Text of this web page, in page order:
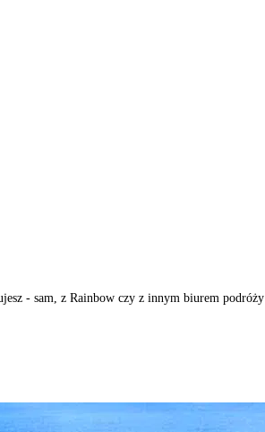
- sam, z Rainbow czy z innym biurem podróży